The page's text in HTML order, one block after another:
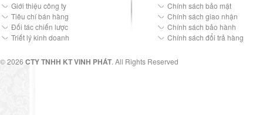
Giới thiệu công ty
Tiêu chí bán hàng
Đối tác chiến lược
Triết lý kinh doanh
Chính sách bảo mật
Chính sách giao nhận
Chính sách bảo hành
Chính sách đổi trả hàng
© 2026 CTY TNHH KT VINH PHÁT. All Rights Reserved